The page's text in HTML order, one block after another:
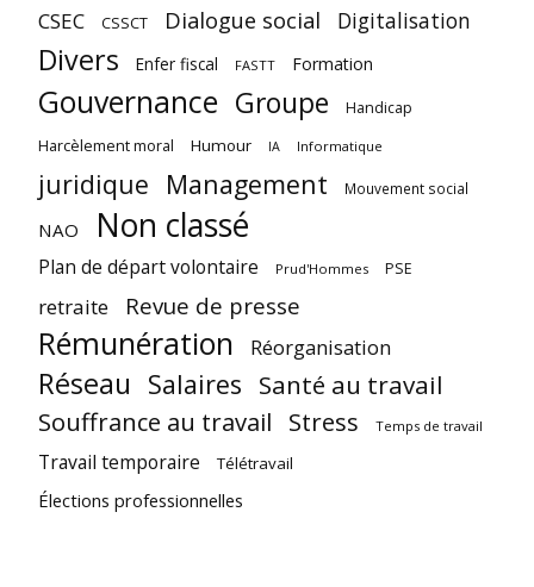
CSEC CSSCT Dialogue social Digitalisation
Divers Enfer fiscal FASTT Formation
Gouvernance Groupe Handicap
Harcèlement moral Humour IA Informatique
juridique Management Mouvement social
NAO Non classé
Plan de départ volontaire Prud'Hommes PSE
retraite Revue de presse
Rémunération Réorganisation
Réseau Salaires Santé au travail
Souffrance au travail Stress Temps de travail
Travail temporaire Télétravail
Élections professionnelles